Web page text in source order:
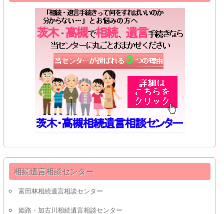
相続遺言相談センター
富田林相続遺言相談センター
姫路・加古川相続遺言相談センター